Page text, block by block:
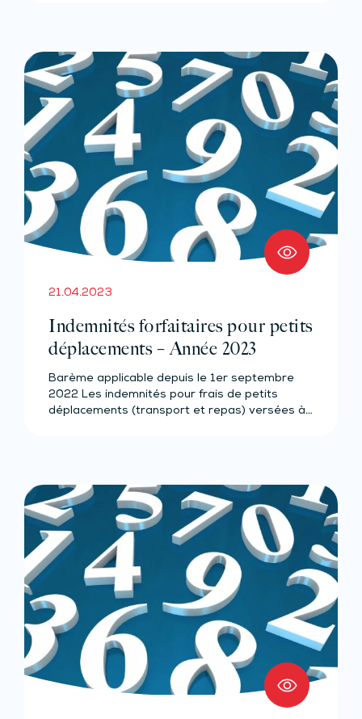
21.04.2023
Indemnités forfaitaires pour petits
déplacements – Année 2023
Barème applicable depuis le 1er septembre
2022 Les indemnités pour frais de petits
déplacements (transport et repas) versées à…